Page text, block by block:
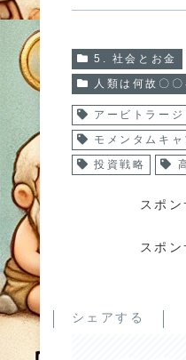
5. 社会とお金
人類は何故〇〇
アービトラージ
モメンタムキャ
投資戦略
スポ
スポ
シェアする